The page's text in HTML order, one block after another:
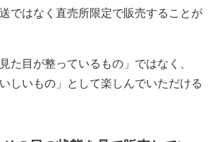
ではなく直売所限定で販売することが
た目が整っているもの」ではなく、
しいもの」として楽しんでいただける